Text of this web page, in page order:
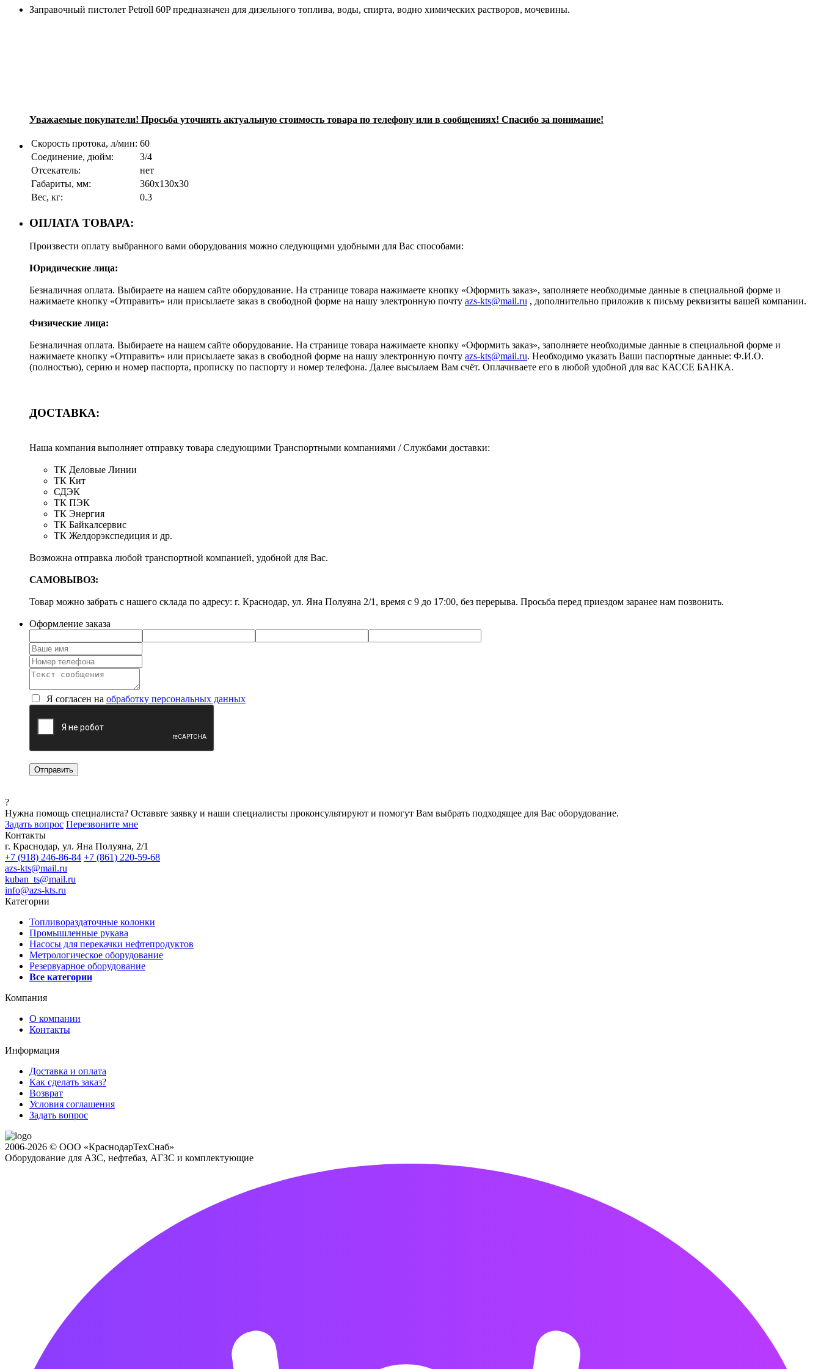
Заправочный пистолет Petroll 60P предназначен для дизельного топлива, воды, спирта, водно химических растворов, мочевины.
Уважаемые покупатели! Просьба уточнять актуальную стоимость товара по телефону или в сообщениях! Спасибо за понимание!
Скорость протока, л/мин: 60
Соединение, дюйм:
3/4
Отсекатель:
нет
Габариты, мм:
360х130х30
Вес, кг:
0.3
ОПЛАТА ТОВАРА:
Произвести оплату выбранного вами оборудования можно следующими удобными для Вас способами:
Юридические лица:
Безналичная оплата. Выбираете на нашем сайте оборудование. На странице товара нажимаете кнопку «Оформить заказ», заполняете необходимые данные в специальной форме и
нажимаете кнопку «Отправить» или присылаете заказ в свободной форме на нашу электронную почту azs-kts@mail.ru , дополнительно приложив к письму реквизиты вашей компании.
Физические лица:
Безналичная оплата. Выбираете на нашем сайте оборудование. На странице товара нажимаете кнопку «Оформить заказ», заполняете необходимые данные в специальной форме и
нажимаете кнопку «Отправить» или присылаете заказ в свободной форме на нашу электронную почту azs-kts@mail.ru. Необходимо указать Ваши паспортные данные: Ф.И.О.
(полностью), серию и номер паспорта, прописку по паспорту и номер телефона. Далее высылаем Вам счёт. Оплачиваете его в любой удобной для вас КАССЕ БАНКА.
ДОСТАВКА:
Наша компания выполняет отправку товара следующими Транспортными компаниями / Службами доставки:
ТК Деловые Линии
ТК Кит
СДЭК
ТК ПЭК
ТК Энергия
ТК Байкалсервис
ТК Желдорэкспедиция и др.
Возможна отправка любой транспортной компанией, удобной для Вас.
САМОВЫВОЗ:
Товар можно забрать с нашего склада по адресу: г. Краснодар, ул. Яна Полуяна 2/1, время с 9 до 17:00, без перерыва. Просьба перед приездом заранее нам позвонить.
Оформление заказа
Я согласен на обработку персональных данных
?
Нужна помощь специалиста? Оставьте заявку и наши специалисты проконсультируют и помогут Вам выбрать подходящее для Вас оборудование.
Задать вопрос Перезвоните мне
Контакты
г. Краснодар, ул. Яна Полуяна, 2/1
+7 (918) 246-86-84 +7 (861) 220-59-68
azs-kts@mail.ru
kuban_ts@mail.ru
info@azs-kts.ru
Категории
Топливораздаточные колонки
Промышленные рукава
Насосы для перекачки нефтепродуктов
Метрологическое оборудование
Резервуарное оборудование
Все категории
Компания
О компании
Контакты
Информация
Доставка и оплата
Как сделать заказ?
Возврат
Условия соглашения
Задать вопрос
2006-2026 © ООО «КраснодарТехСнаб»
Оборудование для АЗС, нефтебаз, АГЗС и комплектующие